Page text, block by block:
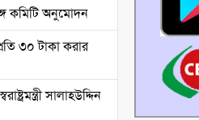
কমিটি অনুমোদন
৩০ টাকা করার
সালাহউদ্দিন